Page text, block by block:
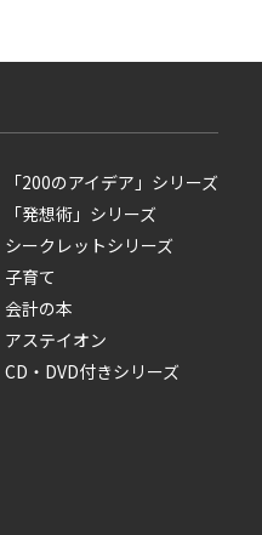
「200のアイデア」シリーズ
「発想術」シリーズ
シークレットシリーズ
子育て
会計の本
アステイオン
CD・DVD付きシリーズ